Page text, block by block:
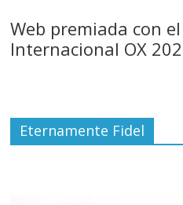
Web premiada con
Internacional OX
Eternamente Fidel